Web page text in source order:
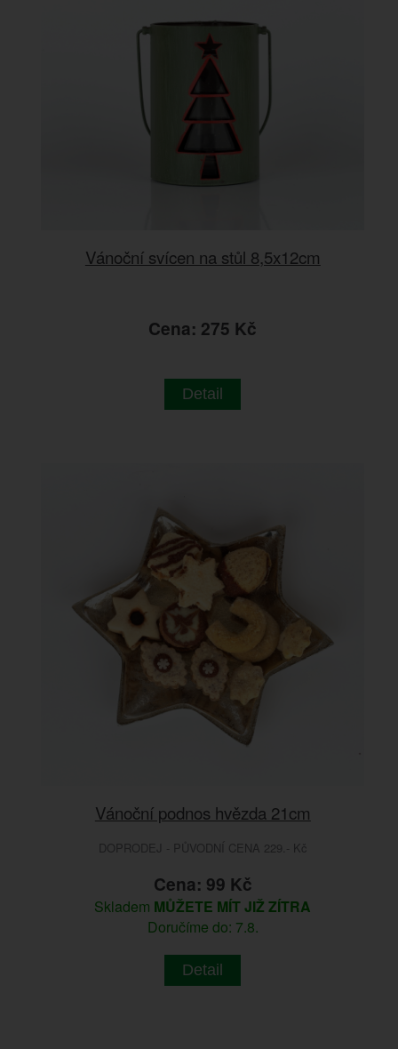
Vánoční svícen na stůl 8,5x12cm
Cena: 275 Kč
Detail
Vánoční podnos hvězda 21cm
DOPRODEJ - PŮVODNÍ CENA 229.- Kč
Cena: 99 Kč
Skladem MŮŽETE MÍT JIŽ ZÍTRA
Doručíme do: 7.8.
Detail